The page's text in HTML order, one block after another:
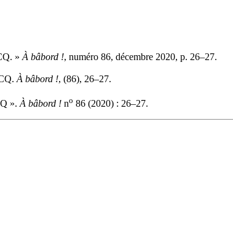
» À bâbord !, numéro 86, décembre 2020, p. 26–27.
À bâbord !, (86), 26–27.
».À bâbord ! no 86 (2020) : 26–27.